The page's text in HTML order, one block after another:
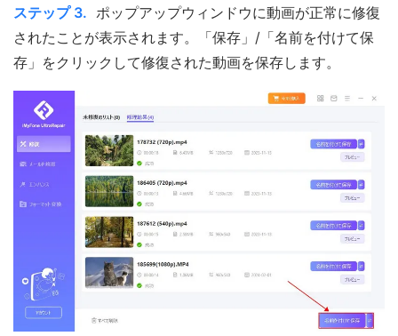
ステップ 3. ポップアップウィンドウに動画が正常に修復
されたことが表示されます。「保存」/「名前を付けて保
存」をクリックして修復された動画を保存します。